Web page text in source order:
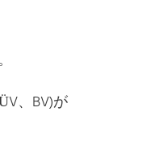
、BV)が